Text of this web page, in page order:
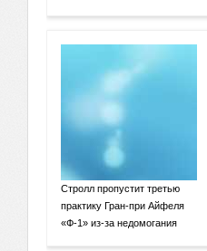
Стролл пропустит третью
практику Гран-при Айфеля
«Ф-1» из-за недомогания